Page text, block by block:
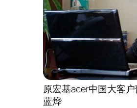
原宏基acer中国大客
蓝烨